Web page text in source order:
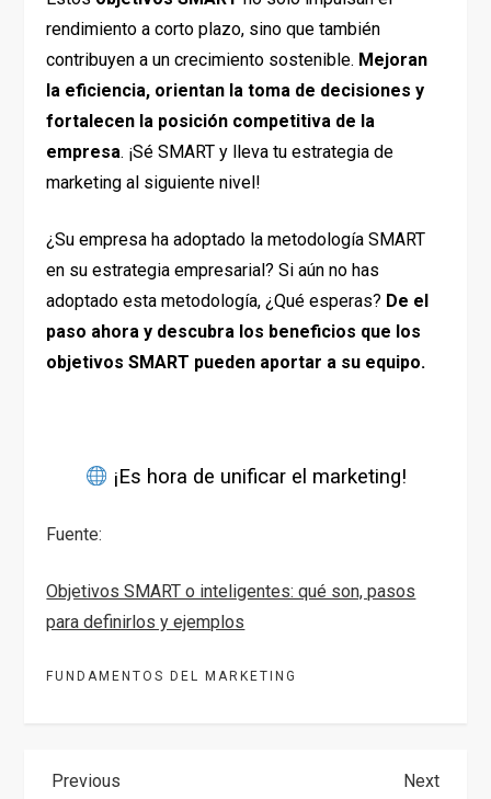
rendimiento a corto plazo, sino que también
contribuyen a un crecimiento sostenible. Mejoran
la eficiencia, orientan la toma de decisiones y
fortalecen la posición competitiva de la
empresa. ¡Sé SMART y lleva tu estrategia de
marketing al siguiente nivel!
¿Su empresa ha adoptado la metodología SMART
en su estrategia empresarial? Si aún no has
adoptado esta metodología, ¿Qué esperas? De el
paso ahora y descubra los beneficios que los
objetivos SMART pueden aportar a su equipo.
¡Es hora de unificar el marketing!
Fuente:
Objetivos SMART o inteligentes: qué son, pasos
para definirlos y ejemplos
FUNDAMENTOS DEL MARKETING
Previous
Previous
Next
Next